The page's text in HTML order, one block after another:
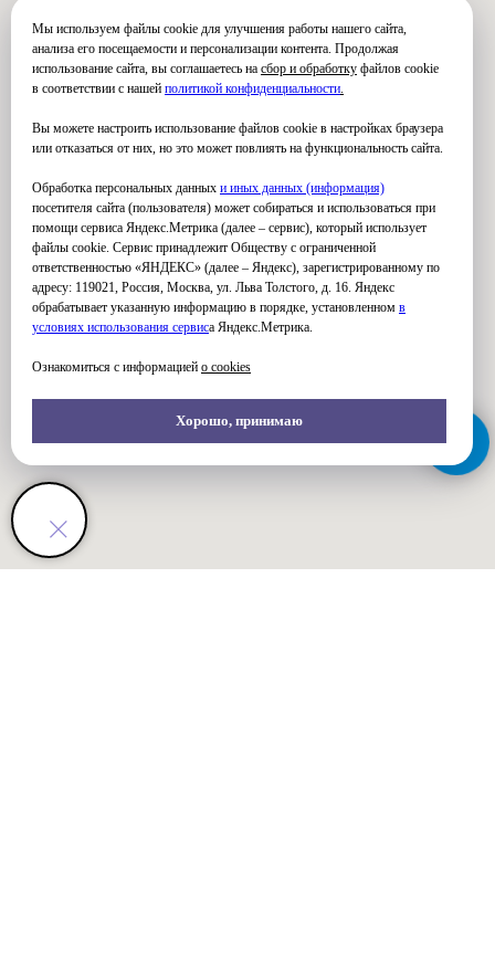
Мы используем файлы cookie для улучшения работы нашего сайта,
анализа его посещаемости и персонализации контента. Продолжая
использование сайта, вы соглашаетесь на сбор и обработку файлов cookie
в соответствии с нашей политикой конфиденциальности.
Вы можете настроить использование файлов cookie в настройках браузера
или отказаться от них, но это может повлиять на функциональность сайта.
Обработка персональных данных и иных данных (информация)
посетителя сайта (пользователя) может собираться и использоваться при
помощи сервиса Яндекс.Метрика (далее – сервис), который использует
файлы cookie. Сервис принадлежит Обществу с ограниченной
ответственностью «ЯНДЕКС» (далее – Яндекс), зарегистрированному по
адресу: 119021, Россия, Москва, ул. Льва Толстого, д. 16. Яндекс
обрабатывает указанную информацию в порядке, установленном в
условиях использования сервиса Яндекс.Метрика.
Ознакомиться с информацией о cookies
Хорошо, принимаю